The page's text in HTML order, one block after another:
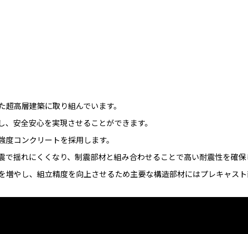
高層建築に取り組んでいます。
安全安心を実現させることができます。
コンクリートを採用します。
揺れにくくなり、制震部材と組み合わせることで高い耐震性を確保
やし、組立精度を向上させるため主要な構造部材にはプレキャスト